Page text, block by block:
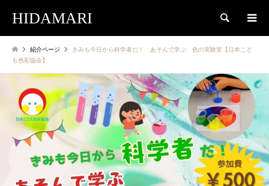
HIDAMARI 検索
紹介ページ
きみも今日から科学者だ！ あそんで学ぶ 色の実験室【日本こど
も色彩協会】